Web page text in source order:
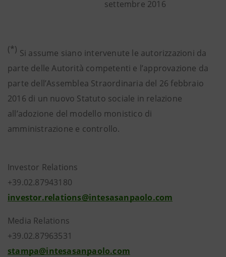
settembre 2016
(*) Si assume siano intervenute le autorizzazioni da
parte delle Autorità competenti e l’approvazione da
parte dell’Assemblea Straordinaria del 26 febbraio
2016 di un nuovo Statuto sociale in relazione
all’adozione del modello monistico di
amministrazione e controllo.
Investor Relations
+39.02.87943180
investor.relations@intesasanpaolo.com
Media Relations
+39.02.87963531
stampa@intesasanpaolo.com